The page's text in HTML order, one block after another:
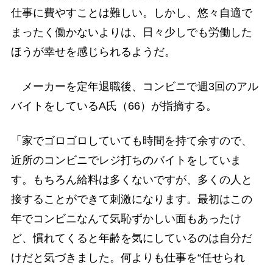
仕事に費やすことは難しい。しかし、悠々自適で
まったく働かないよりは、日々少しでも労働した
ほうが幸せを感じられるようだ。
メーカーを定年退職後、コンビニで週3回のアル
バイトをしているA氏（66）が指摘する。
「家でゴロゴロしていても時間を持て余すので、
近所のコンビニでレジ打ちのバイトをしていま
す。もちろん給料は多くないですが、多くの人と
接することができて刺激になります。最初はこの
年でコンビニなんて気恥ずかしい面もあったけ
ど、慣れてくると年齢を気にしているのは自分だ
けだと気づきました。何よりも仕事を“任せられ